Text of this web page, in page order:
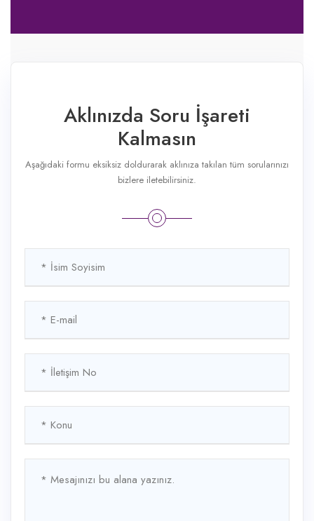
Aklınızda Soru İşareti
Kalmasın
Aşağıdaki formu eksiksiz doldurarak aklınıza takılan tüm sorularınızı
bizlere iletebilirsiniz.